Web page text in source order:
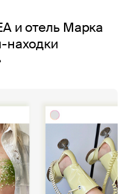
и отель Марка
находки